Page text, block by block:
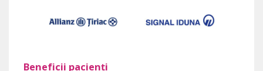
Beneficii pacienți